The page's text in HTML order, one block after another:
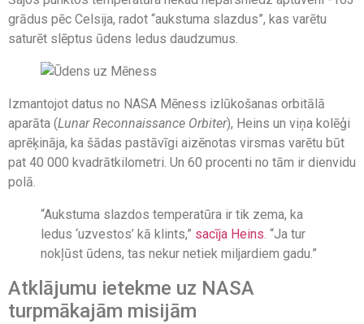
grādus pēc Celsija, radot “aukstuma slazdus”, kas varētu
saturēt slēptus ūdens ledus daudzumus.
Izmantojot datus no NASA Mēness izlūkošanas orbitālā
aparāta (Lunar Reconnaissance Orbiter), Heins un viņa kolēģi
aprēķināja, ka šādas pastāvīgi aizēnotas virsmas varētu būt
pat 40 000 kvadrātkilometri. Un 60 procenti no tām ir dienvidu
polā.
“Aukstuma slazdos temperatūra ir tik zema, ka
ledus ‘uzvestos’ kā klints,” sacīja Heins. “Ja tur
nokļūst ūdens, tas nekur netiek miljardiem gadu.”
Atklājumu ietekme uz NASA
turpmākajām misijām